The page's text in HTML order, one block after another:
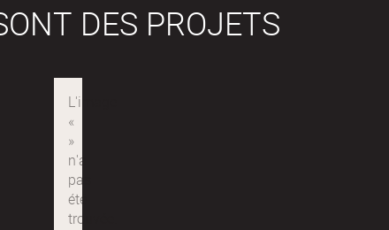
DES PROJETS